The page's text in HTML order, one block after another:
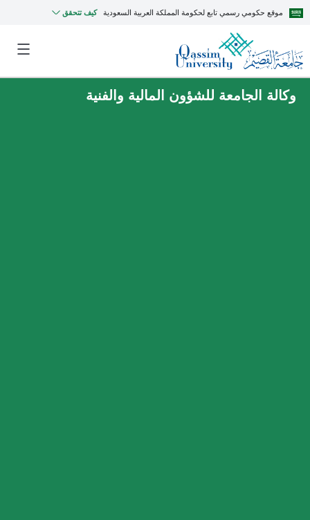
موقع حكومي رسمي تابع لحكومة المملكة العربية السعودية كيف تتحقق
وكالة الجامعة للشؤون المالية والفنية